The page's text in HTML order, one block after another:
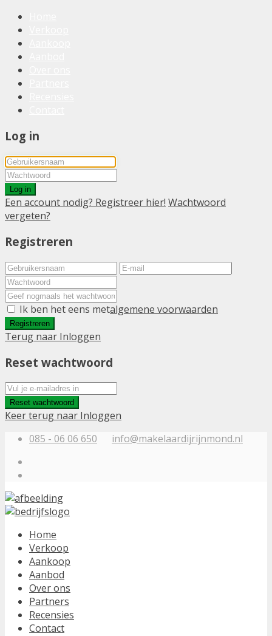
Log in
Log in
Een account nodig? Registreer hier! Wachtwoord
vergeten?
Registreren
Ik ben het eens metalgemene voorwaarden
Registreren
Terug naar Inloggen
Reset wachtwoord
Reset wachtwoord
Keer terug naar Inloggen
085 - 06 06 650
info@makelaardijrijnmond.nl
Home
Verkoop
Aankoop
Aanbod
Over ons
Partners
Recensies
Contact